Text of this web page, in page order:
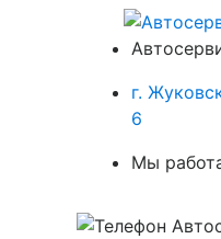
г.
6
Мы